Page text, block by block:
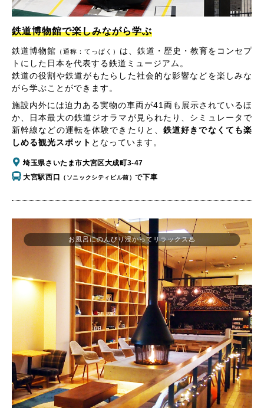
鉄道博物館で楽しみながら学ぶ
鉄道博物館 （通称：てっぱく） は、鉄道・歴史・教育をコンセプ
トにした日本を代表する鉄道ミュージアム。
鉄道の役割や鉄道がもたらした社会的な影響などを楽しみな
がら学ぶことができます。
施設内外には迫力ある実物の車両が41両も展示されているほ
か、日本最大の鉄道ジオラマが見られたり、シミュレータで
新幹線などの運転を体験できたりと、 鉄道好きでなくても楽
しめる観光スポット となっています。
埼玉県さいたま市大宮区大成町3-47
大宮駅西口
（ソニックシティビル前）で下車
お風呂にのんびり浸かってリラックス♨